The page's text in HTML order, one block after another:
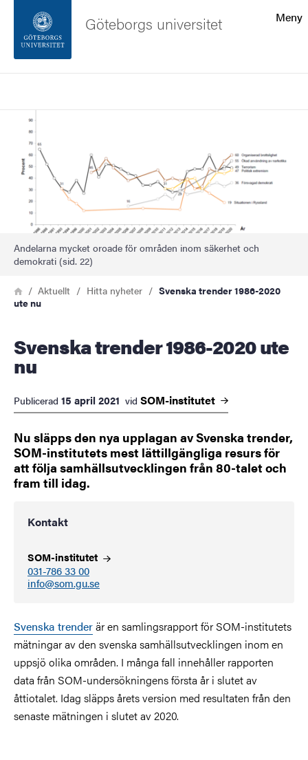
Sidfoten
Om webbplatsen
Meny
Göteborgs universitet
Andelarna mycket oroade för områden inom säkerhet och
demokrati (sid. 22)
Länkstig
HemAktuellt Hitta nyheter
Svenska trender 1986-2020
ute nu
Svenska trender 1986-2020 ute
nu
Publicerad 15 april 2021 vid SOM-institutet
Nu släpps den nya upplagan av Svenska trender,
SOM-institutets mest lättillgängliga resurs för
att följa samhällsutvecklingen från 80-talet och
fram till idag.
Kontakt
SOM-institutet
031-786 33 00
info@som.gu.se
Svenska trenderär en samlingsrapport för SOM-institutets
mätningar av den svenska samhällsutvecklingen inom en
uppsjö olika områden. I många fall innehåller rapporten
data från SOM-undersökningens första år i slutet av
åttiotalet. Idag släpps årets version med resultaten från den
senaste mätningen i slutet av 2020.